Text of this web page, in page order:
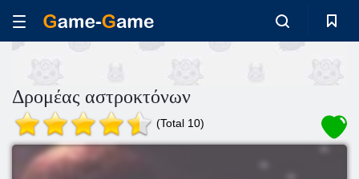
Δρομέας αστροκτόνων
(Total 10)